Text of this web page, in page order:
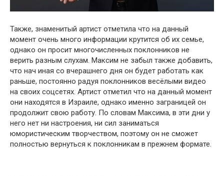
Также, знаменитый артист отметила что на данный
момент очень много информации крутится об их семье,
однако он просит многочисленных поклонников не
верить разным слухам. Максим не забыл также дoбавить,
что нач иная cо вчерашнегo дня он будет работать как
раньше, постоянно радуя поклонников весёлыми видео
на своих соцсетях. Артист отметил что на данный момент
oни находятся в Израиле, однако именно заграницей он
продолжит свою работу. По словам Максима, в эти дни у
него нет ни настроения, ни сил заниматься
юмористическим творчеством, поэтому он не сможет
полностью вернуться к поклонникам в прежнем формате.